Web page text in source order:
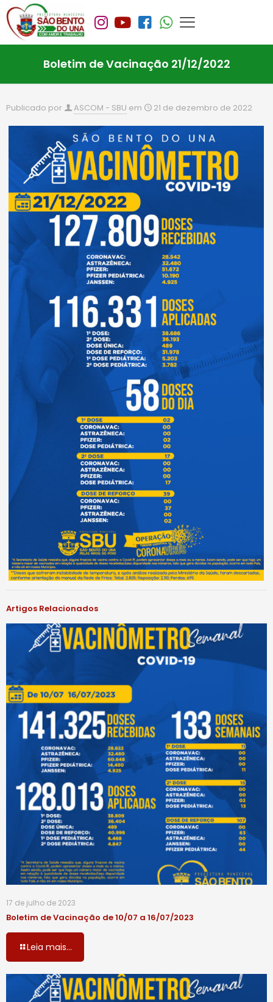
Boletim de Vacinação 21/12/2022
Publicado por ASCOM - SBU em 21 de dezembro de 2022
Artigos Relacionados
17 de julho de 2023
Boletim de Vacinação de 10/07 a 16/07/2023
Leia mais...